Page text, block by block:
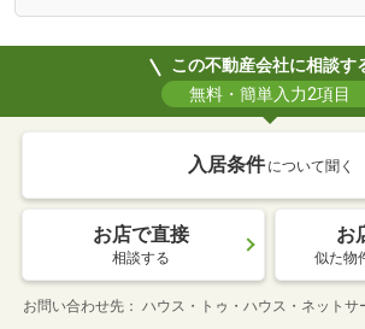
この不動産会社に相談す
無料・簡単入力2項目
入居条件 について聞く
お店で直接
相談する
お
似た物
お問い合わせ先 ハウス・トゥ・ハウス・ネット